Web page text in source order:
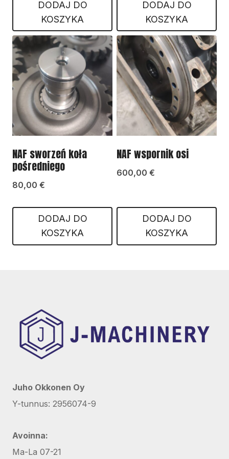
DODAJ DO
KOSZYKA
DODAJ DO
KOSZYKA
NAF sworzeń koła
pośredniego
80,00 €
DODAJ DO
KOSZYKA
NAF wspornik osi
600,00 €
DODAJ DO
KOSZYKA
Juho Okkonen Oy
Y-tunnus: 2956074-9
Avoinna:
Ma-La 07-21